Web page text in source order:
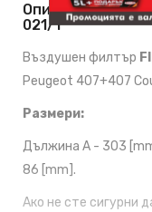
Описание На
021/1
Въздушен филтър
Peugeot 407+407
Размери:
Дължина A - 303
86 [mm].
Ако не сте сигурни